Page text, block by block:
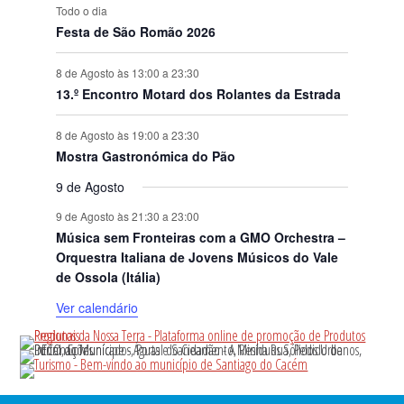
Todo o dia
Festa de São Romão 2026
8 de Agosto às 13:00 a 23:30
13.º Encontro Motard dos Rolantes da Estrada
8 de Agosto às 19:00 a 23:30
Mostra Gastronómica do Pão
9 de Agosto
9 de Agosto às 21:30 a 23:00
Música sem Fronteiras com a GMO Orchestra –
Orquestra Italiana de Jovens Músicos do Vale
de Ossola (Itália)
Ver calendário